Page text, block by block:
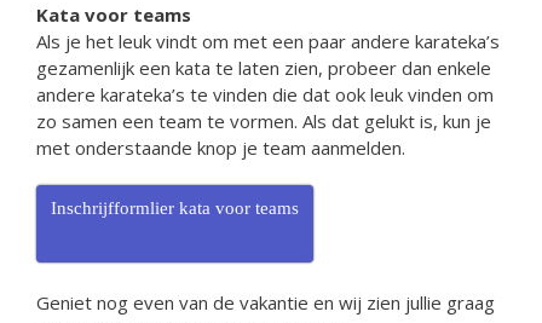
Kata voor teams
Als je het leuk vindt om met een paar andere karateka’s
gezamenlijk een kata te laten zien, probeer dan enkele
andere karateka’s te vinden die dat ook leuk vinden om
zo samen een team te vormen. Als dat gelukt is, kun je
met onderstaande knop je team aanmelden.
Inschrijfformlier kata voor teams
Geniet nog even van de vakantie en wij zien jullie graag